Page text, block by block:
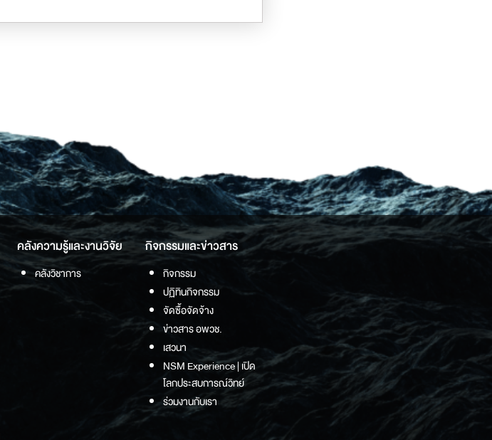
คลังความรู้และงานวิจัย
คลังวิชาการ
กิจกรรมและข่าวสาร
กิจกรรม
ปฏิทินกิจกรรม
จัดซื้อจัดจ้าง
ข่าวสาร อพวช.
เสวนา
NSM Experience | เปิด
โลกประสบการณ์วิทย์
ร่วมงานกับเรา